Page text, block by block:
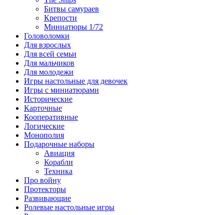
Битвы самураев
Крепости
Миниатюры 1/72
Головоломки
Для взрослых
Для всей семьи
Для мальчиков
Для молодежи
Игры настольные для девочек
Игры с миниатюрами
Исторические
Карточные
Кооперативные
Логические
Монополия
Подарочные наборы
Авиация
Корабли
Техника
Про войну
Протекторы
Развивающие
Ролевые настольные игры